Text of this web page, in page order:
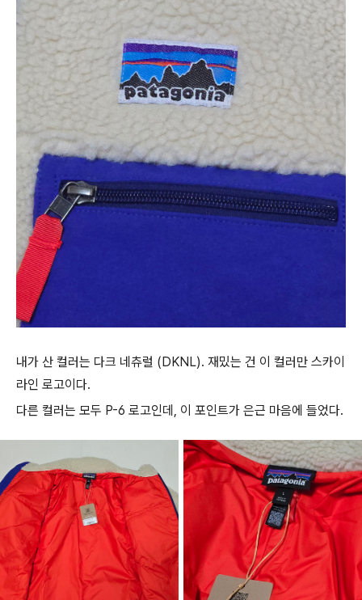
내가 산 컬러는 다크 네츄럴 (DKNL). 재밌는 건 이 컬러만 스카이
라인 로고이다.
다른 컬러는 모두 P-6 로고인데, 이 포인트가 은근 마음에 들었다.